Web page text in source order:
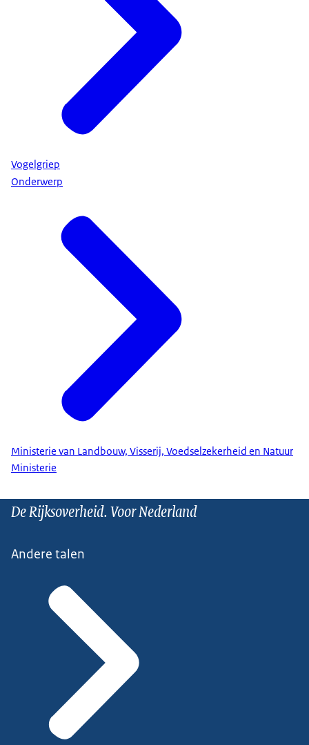
Vogelgriep
Onderwerp
Ministerie van Landbouw, Visserij, Voedselzekerheid en Natuur
Ministerie
De Rijksoverheid. Voor Nederland
Andere talen